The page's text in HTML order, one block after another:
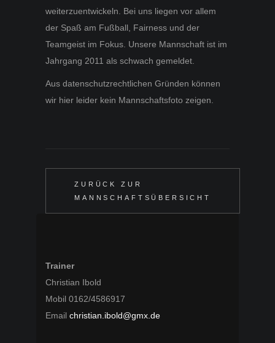
weiterzuentwickeln. Bei uns liegen vor allem
der Spaß am Fußball, Fairness und der
Teamgeist im Fokus. Unsere Mannschaft ist im
Jahrgang 2011 als schwach gemeldet.
Aus datenschutzrechtlichen Gründen können
wir hier leider kein Mannschaftsfoto zeigen.
ZURÜCK ZUR
MANNSCHAFTSÜBERSICHT
Trainer
Christian Ibold
Mobil 0162/4586917
Email christian.ibold@gmx.de